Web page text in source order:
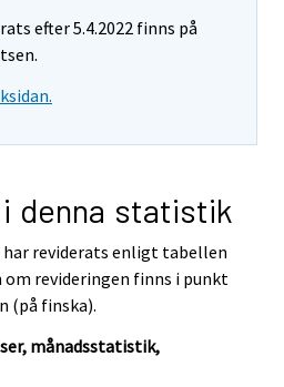
efter 5.4.2022 finns på
denna statistik
reviderats enligt tabellen
revideringen finns i punkt
(på finska).
månadsstatistik,